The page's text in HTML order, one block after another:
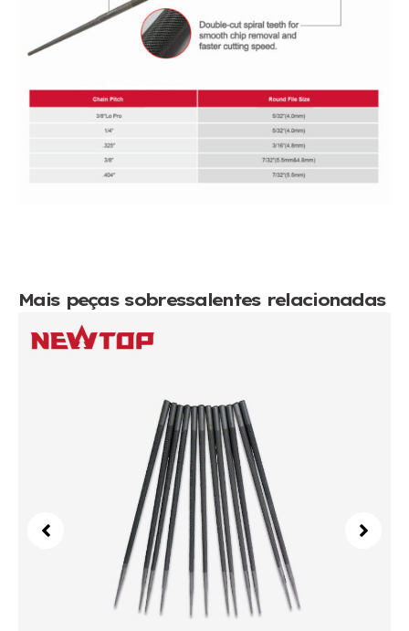
Mais peças sobressalentes relacionadas